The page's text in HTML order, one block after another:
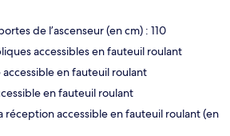
de l’ascenseur (en cm) : 110
accessibles en fauteuil roulant
en fauteuil roulant
en fauteuil roulant
réception accessible en fauteuil roulant (en